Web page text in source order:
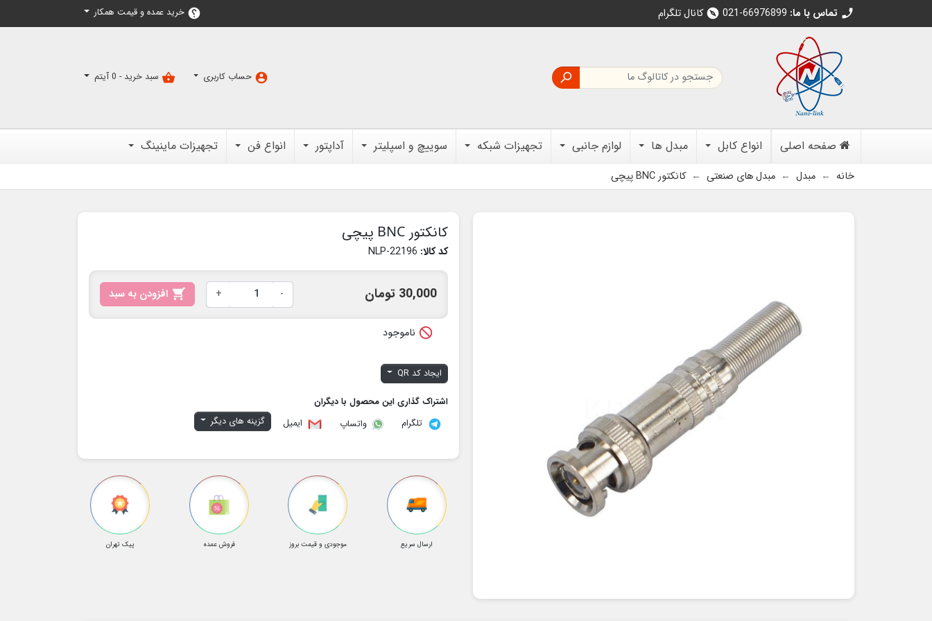
call تماس با ما: 021-66976899
explore کانال تلگرام help خرید عمده و قیمت همکار

account_circle حساب کاربری shopping_basket سبد خرید - 0 آیتم
صفحه اصلی انواع کابل مبدل ها لوازم جانبی تجهیزات شبکه سوییچ و اسپلیتر آداپتور انواع فن تجهیزات ماینینگ
خانه مبدل مبدل های صنعتی کانکتور BNC پیچی
کانکتور BNC پیچی
کد کالا:
30,000 تومان -
+

 ناموجود
ایجاد کد QR
اشتراک گذاری این محصول با دیگران
تلگرام
واتساپ ایمیل گزینه های دیگر
ارسال سریع موجودی و قیمت بروز فروش عمده پیک تهران